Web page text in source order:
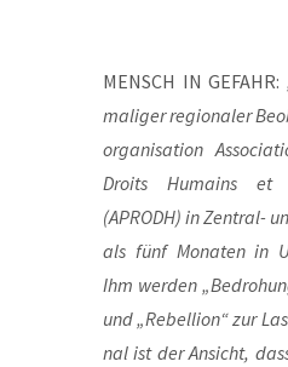
MENSCH IN GEFAHR:
ma­li­ger regio­na­ler
or­ga­ni­sa­ti­on
Droits Humains et
(APRODH) in Zen­tral-
als fünf Mona­ten in
Ihm wer­den
und „Rebel­li­on“ zur
nal ist der Ansicht,